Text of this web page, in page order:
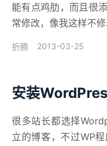
能有点鸡肋，而且很
常修改，像我这样不修
折腾 2013-03-25
安装
很多站长都选择
立的博客，不过WP